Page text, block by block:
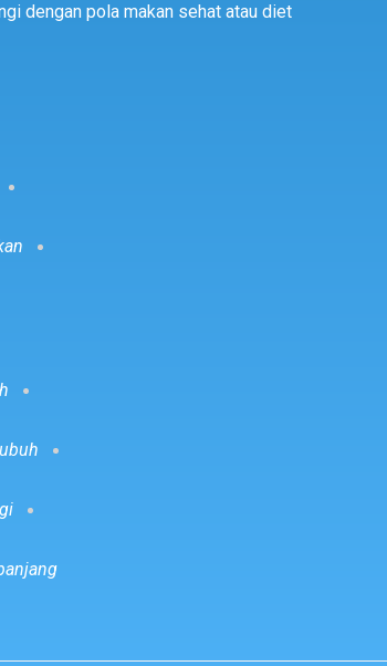
dengan pola makan sehat atau diet